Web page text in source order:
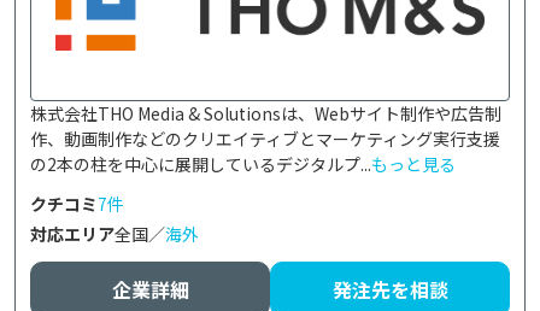
株式会社THO Media & Solutionsは、Webサイト制作や広告制
作、動画制作などのクリエイティブとマーケティング実行支援
の2本の柱を中心に展開しているデジタルプ...もっと見る
クチコミ7件
対応エリア全国／海外
企業詳細 発注先を相談